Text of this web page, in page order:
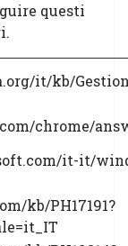
questi
it/kb/
chrome/
it-it/
kb/PH17191?